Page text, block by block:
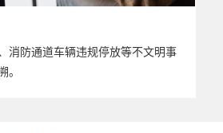
消防通道车辆违规停放等不文明事
。